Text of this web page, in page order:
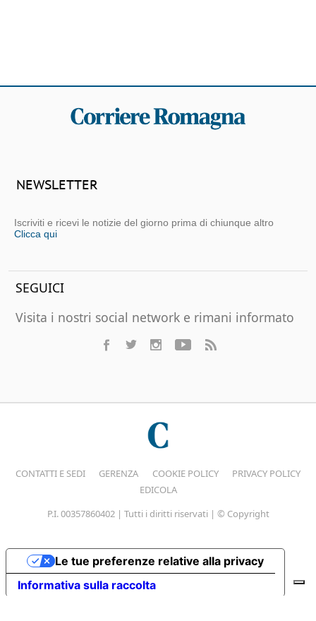
NEWSLETTER
Iscriviti e ricevi le notizie del giorno prima di chiunque altro
Clicca qui
SEGUICI
Visita i nostri social network e rimani informato
CONTATTI E SEDI GERENZA COOKIE POLICY
PRIVACY POLICY
EDICOLA
P.I. 00357860402 | Tutti i diritti riservati | © Copyright
Informativa sulla raccolta
Le tue preferenze relative alla privacy